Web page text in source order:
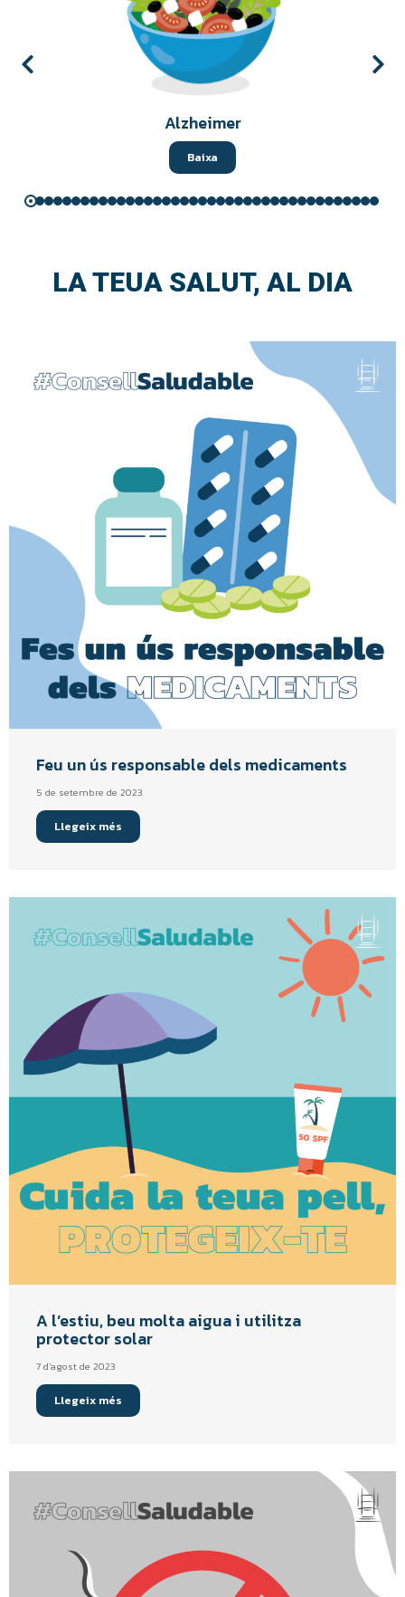
Alzheimer
Baixa
LA TEUA SALUT, AL DIA
Feu un ús responsable dels medicaments
5 de setembre de 2023
Llegeix més
A l’estiu, beu molta aigua i utilitza
protector solar
7 d'agost de 2023
Llegeix més